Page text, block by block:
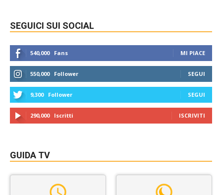
SEGUICI SUI SOCIAL
540,000 Fans MI PIACE
550,000 Follower SEGUI
9,300 Follower SEGUI
290,000 Iscritti ISCRIVITI
GUIDA TV